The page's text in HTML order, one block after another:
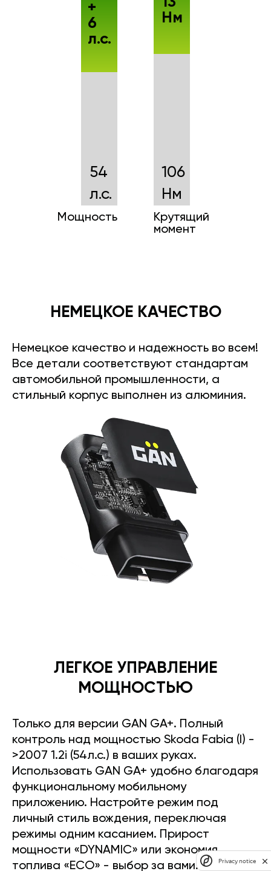
54
л.с.
Мощность
+
6
л.с.
106
Нм
Крутящий
момент
Нм
НЕМЕЦКОЕ КАЧЕСТВО
Немецкое качество и надежность во всем!
Все детали соответствуют стандартам
автомобильной промышленности, а
стильный корпус выполнен из алюминия.
ЛЕГКОЕ УПРАВЛЕНИЕ
МОЩНОСТЬЮ
Только для версии GAN GA+. Полный
контроль над мощностью Skoda Fabia (I) -
>2007 1.2i (54л.с.) в ваших руках.
Использовать GAN GA+ удобно благодаря
функциональному мобильному
приложению. Настройте режим под
личный стиль вождения, переключая
режимы одним касанием. Прирост
мощности «DYNAMIC» или экономия
топлива «ECO» - выбор за вами.
Privacy notice